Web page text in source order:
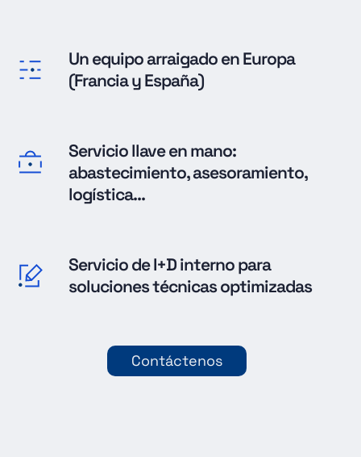
Un equipo arraigado en Europa
(Francia y España)
Servicio llave en mano:
abastecimiento, asesoramiento,
logística...
Servicio de I+D interno para
soluciones técnicas optimizadas
Contáctenos